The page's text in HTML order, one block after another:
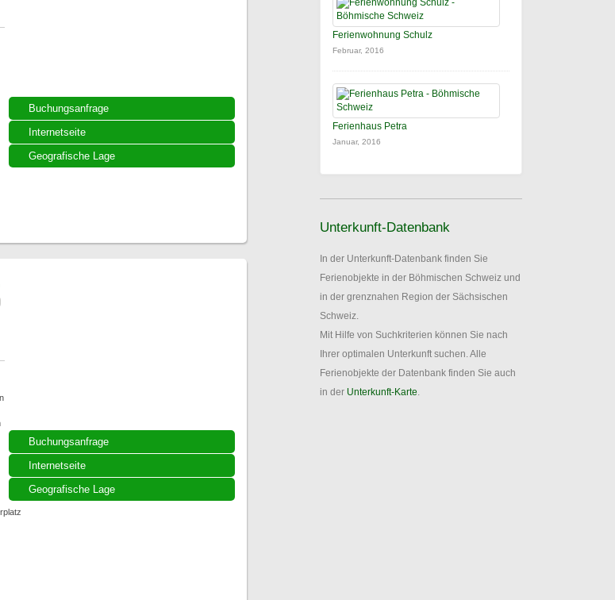
Buchungsanfrage
Internetseite
Geografische Lage
Buchungsanfrage
Internetseite
Geografische Lage
Ferienwohnung Schulz
Februar, 2016
Ferienhaus Petra
Januar, 2016
Unterkunft-Datenbank
In der Unterkunft-Datenbank finden Sie
Ferienobjekte in der Böhmischen Schweiz und
in der grenznahen Region der Sächsischen
Schweiz.
Mit Hilfe von Suchkriterien können Sie nach
Ihrer optimalen Unterkunft suchen. Alle
Ferienobjekte der Datenbank finden Sie auch
in der Unterkunft-Karte.